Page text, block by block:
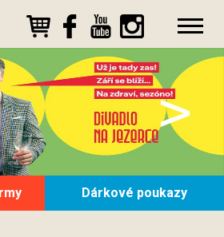
>
Dárkové poukazy